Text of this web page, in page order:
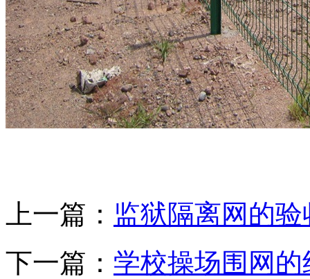
上一篇： 监狱隔离网的验
下一篇： 学校操场围网